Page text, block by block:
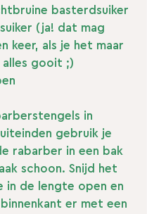
basterdsuiker
(ja! dat mag
keer, als je het maar
gooit ;)
in
gebruik je
rabarber in een bak
schoon. Snijd het
in de lengte open en
er met een